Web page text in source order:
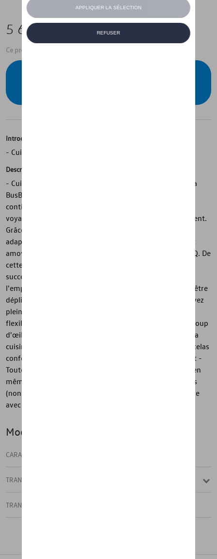
5 659,00 €
Ce produit n'est actuellement pas de stock
Introduction
- Cuisine mobile « BusBox » pour Caravelle T5/T6/T6.1
Description
- Cuisine mobile "BusBox" pour Caravelle T5/T6/T6.1 - La
BusBox se place facilement dans le coffre à bagages et
contient tout ce dont vous avez besoin à bord pour un
voyage : lit, cuisine, réserve d'eau et espace de chargement.
Grâce à son extension télescopique, il est parfaitement
adapté à une utilisation avec un réfrigérateur. - Le lit est
amovible dans le plus grand des box de camping QUQUQ. De
cette façon, la cuisine et le lit peuvent être placés
successivement dans le véhicule. La cuisine est prête à
l'emploi en quelques secondes et le lit confortable peut être
déplié en un seul mouvement. De cette façon, vous pouvez
pleinement profiter de vos vacances et être détendu et
flexible lors de vos déplacements. Les avantages en un coup
d'œil : - Module compact - Installation rapide - Le lit et la
cuisine sont prêts à l'emploi en quelques secondes - Matelas
confortable en mousse froide - Protection contre le vent -
Toutes les fonctions de la cuisine peuvent être utilisées en
même temps - Pour une cuisinière à gaz à deux flammes
(non inclus) - Espace de rangement ou table - Fonctionne
avec et sans banquette arrière
Modèle(s)
CARAVELLE
TRANSPORTER 6.1 DOUBLE CABINE
TRANSPORTER CARAVELLE 6.1